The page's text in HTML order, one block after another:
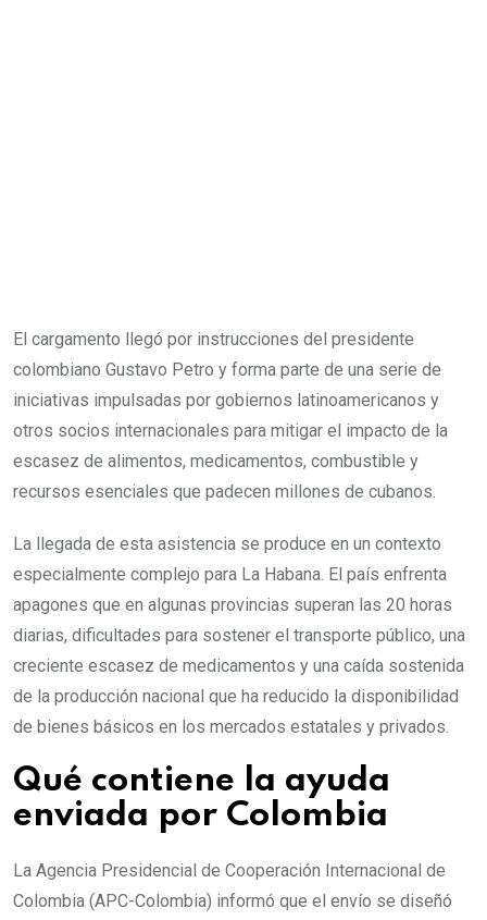
El cargamento llegó por instrucciones del presidente
colombiano Gustavo Petro y forma parte de una serie de
iniciativas impulsadas por gobiernos latinoamericanos y
otros socios internacionales para mitigar el impacto de la
escasez de alimentos, medicamentos, combustible y
recursos esenciales que padecen millones de cubanos.
La llegada de esta asistencia se produce en un contexto
especialmente complejo para La Habana. El país enfrenta
apagones que en algunas provincias superan las 20 horas
diarias, dificultades para sostener el transporte público, una
creciente escasez de medicamentos y una caída sostenida
de la producción nacional que ha reducido la disponibilidad
de bienes básicos en los mercados estatales y privados.
Qué contiene la ayuda
enviada por Colombia
La Agencia Presidencial de Cooperación Internacional de
Colombia (APC-Colombia) informó que el envío se diseñó